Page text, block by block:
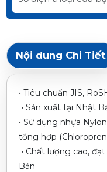
Nội dung Chi Tiết
• Tiêu chuẩn JIS,
• Sản xuất tại Nhật
• Sử dụng nhựa
tổng hợp
• Chất lượng cao,
Bản